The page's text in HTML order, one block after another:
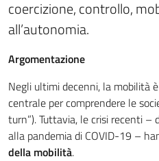
coercizione, controllo,
all’autonomia.
Argomentazione
Negli ultimi decenni, la mobilità
centrale per comprendere le
turn”). Tuttavia, le crisi recenti
alla pandemia di COVID-19 –
della mobilità.